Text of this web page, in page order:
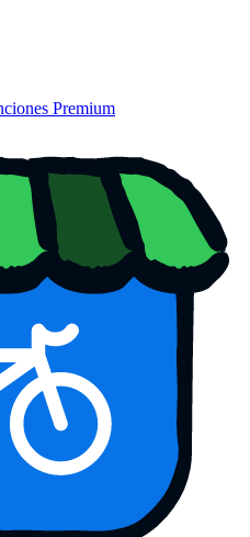
Premium